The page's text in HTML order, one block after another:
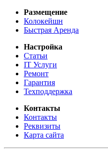
Размещение
Колокейшн
Быстрая Аренда
Настройка
Статьи
IT Услуги
Ремонт
Гарантия
Техподдержка
Контакты
Контакты
Реквизиты
Карта сайта